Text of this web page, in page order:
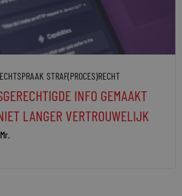
STRAF(PROCES)RECHT
INFO GEMAAKT
LANGER VERTROUWELIJK